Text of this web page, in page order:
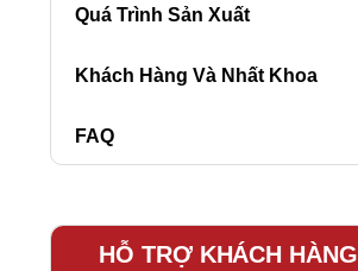
Quá Trình Sản Xuất
Khách Hàng Và Nhất Khoa
FAQ
HỖ TRỢ KHÁCH HÀNG